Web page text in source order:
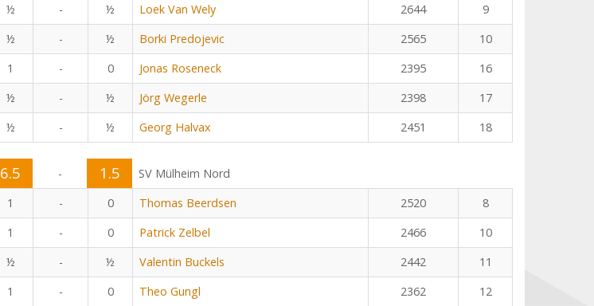
½ - ½ Loek Van Wely 2644
9
½ - ½ Borki Predojevic 2565
10
1 - 0 Jonas Roseneck 2395
16
½ - ½ Jörg Wegerle 2398
17
½ - ½ Georg Halvax 2451 18
6.5 - 1.5
SV Mülheim Nord
1 - 0 Thomas Beerdsen 2520
8
1 - 0 Patrick Zelbel 2466
10
½ - ½ Valentin Buckels 2442
11
1 - 0 Theo Gungl 2362
12